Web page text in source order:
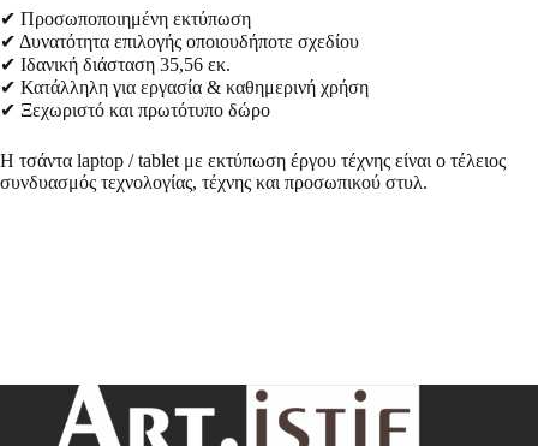
✔ Προσωποποιημένη εκτύπωση
✔ Δυνατότητα επιλογής οποιουδήποτε σχεδίου
✔ Ιδανική διάσταση 35,56 εκ.
✔ Κατάλληλη για εργασία & καθημερινή χρήση
✔ Ξεχωριστό και πρωτότυπο δώρο
Η τσάντα laptop / tablet με εκτύπωση έργου τέχνης είναι ο τέλειος
συνδυασμός τεχνολογίας, τέχνης και προσωπικού στυλ.